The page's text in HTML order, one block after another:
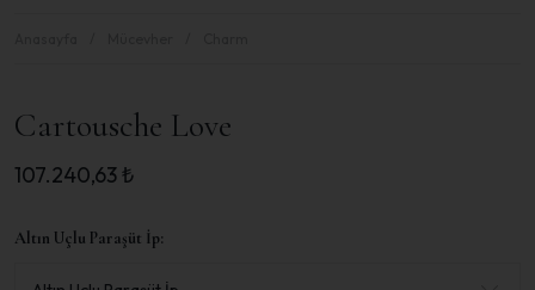
Cartousche Love
107.240,63₺
Altın Uçlu Paraşüt İp: